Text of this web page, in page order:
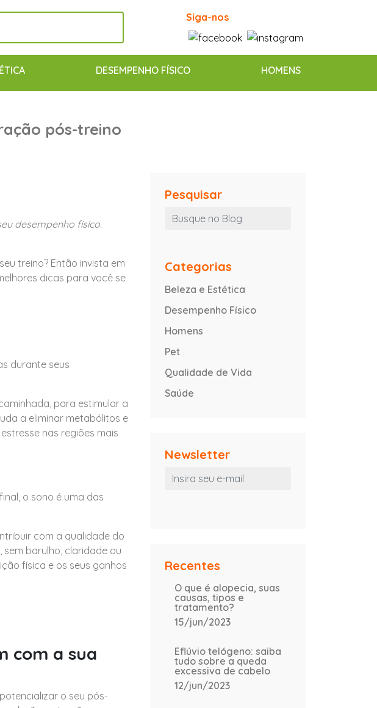
Siga-nos
DESEMPENHO FÍSICO HOMENS
pós-treino
desempenho físico.
treino? Então invista em
dicas para você se
durante seus
para estimular a
a eliminar metabólitos e
nas regiões mais
o sono é uma das
com a qualidade do
barulho, claridade ou
física e os seus ganhos
com a sua
o seu pós-
Pesquisar
Categorias
Beleza e Estética
Desempenho Físico
Homens
Pet
Qualidade de Vida
Saúde
Newsletter
Recentes
O que é alopecia, suas
causas, tipos e
tratamento?
15/jun/2023
Eflúvio telógeno: saiba
tudo sobre a queda
excessiva de cabelo
12/jun/2023